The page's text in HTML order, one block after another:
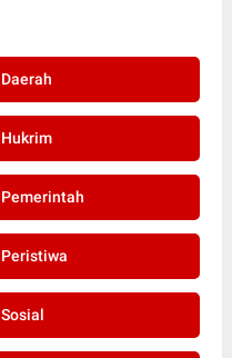
Daerah
Hukrim
Pemerintah
Peristiwa
Sosial